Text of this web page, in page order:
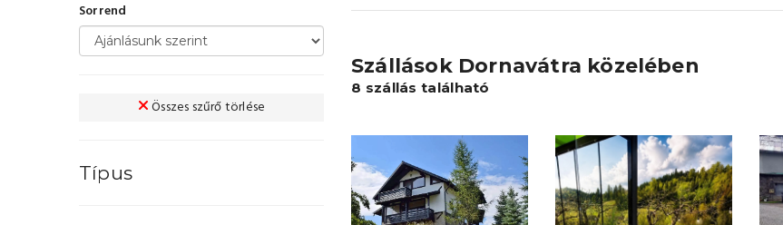
Sorrend
Összes szűrő törlése
Típus
Szállások Dornavátra közelében
8 szállás található